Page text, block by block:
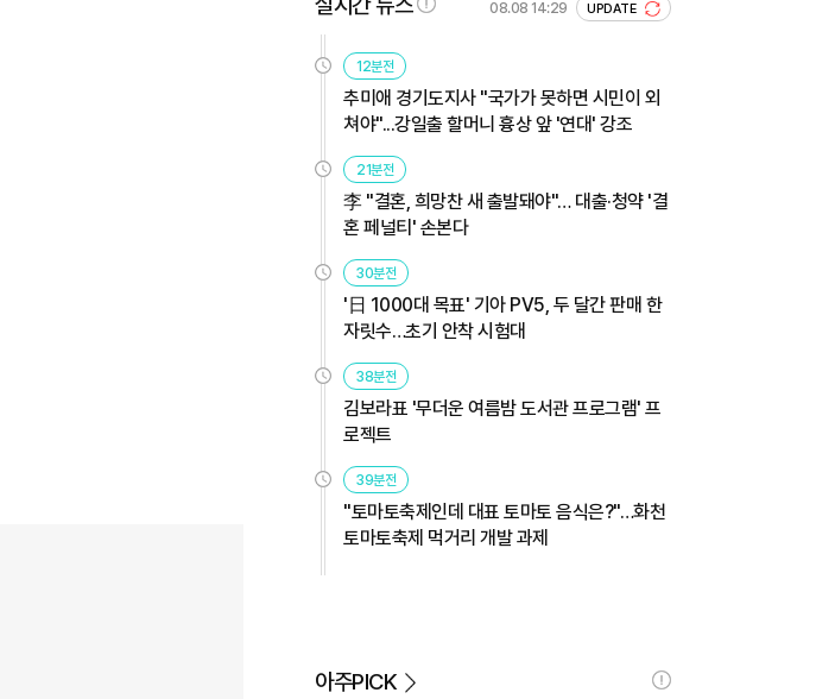
08.08 14:29 UPDATE
12분전
추미애 경기도지사 "국가가 못하면 시민이 외
쳐야"...강일출 할머니 흉상 앞 '연대' 강조
21분전
李 "결혼, 희망찬 새 출발돼야"… 대출·청약 '결
혼 페널티' 손본다
30분전
'日 1000대 목표' 기아 PV5, 두 달간 판매 한
자릿수…초기 안착 시험대
38분전
김보라표 '무더운 여름밤 도서관 프로그램' 프
로젝트
39분전
"토마토축제인데 대표 토마토 음식은?"…화천
토마토축제 먹거리 개발 과제
아주PICK